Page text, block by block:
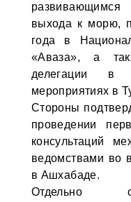
выхода к морю,
года в
«Аваза», а
делегации в
мероприятиях в
Стороны
проведении
консультаций
ведомствами во
в Ашхабаде.
Отдельно